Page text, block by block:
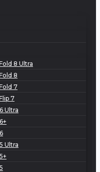
8 Ultra
8
7
7
Ultra
Ultra